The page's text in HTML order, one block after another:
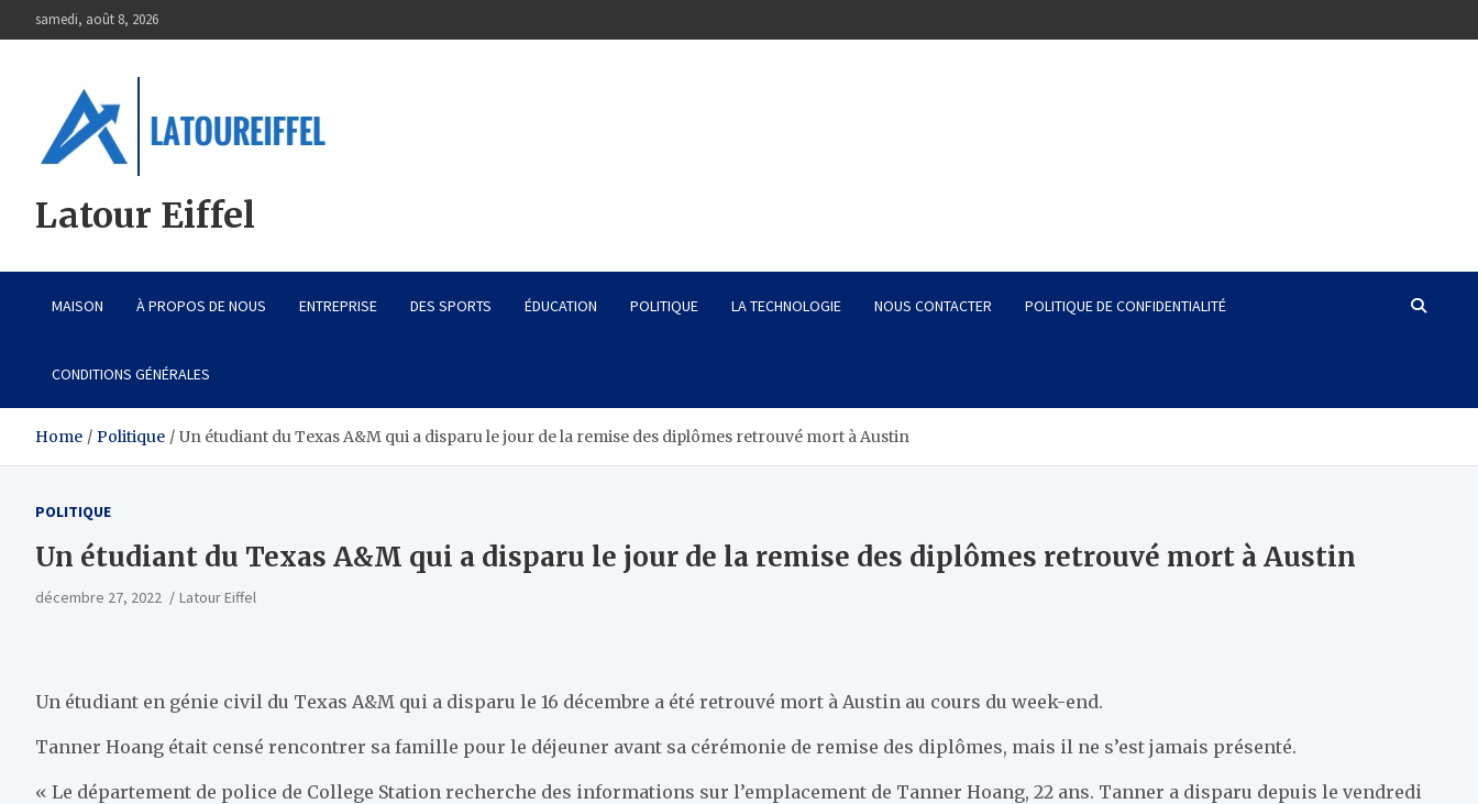
to
samedi, août 8, 2026
Latour Eiffel
MAISON À PROPOS DE NOUS ENTREPRISE DES SPORTS ÉDUCATION POLITIQUE LA TECHNOLOGIE NOUS CONTACTER POLITIQUE DE CONFIDENTIALITÉ
CONDITIONS GÉNÉRALES
Home Politique Un étudiant du Texas A&M qui a disparu le jour de la remise des diplômes retrouvé mort à Austin
POLITIQUE
Un étudiant du Texas A&M qui a disparu le jour de la remise des diplômes retrouvé mort à Austin
décembre 27, 2022 Latour Eiffel
Un étudiant en génie civil du Texas A&M qui a disparu le 16 décembre a été retrouvé mort à Austin au cours du week-end.
Tanner Hoang était censé rencontrer sa famille pour le déjeuner avant sa cérémonie de remise des diplômes, mais il ne s’est jamais présenté.
« Le département de police de College Station recherche des informations sur l’emplacement de Tanner Hoang, 22 ans. Tanner a disparu depuis le vendredi